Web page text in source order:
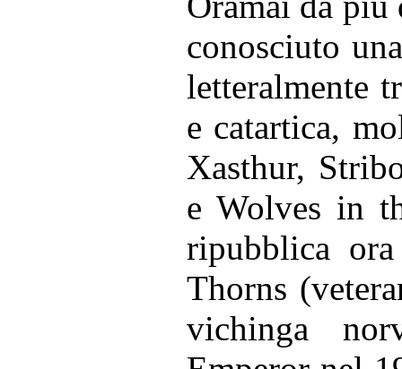
conosciuto
letteralmente
e catartica,
Xasthur,
e Wolves in
ripubblica
Thorns
vichinga